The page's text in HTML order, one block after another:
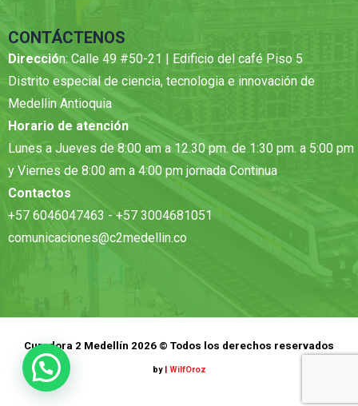
CONTÁCTENOS
Dirección: Calle 49 #50-21 | Edificio del café Piso 5
Distrito especial de ciencia, tecnologia e innovación de
Medellin Antioquia
Horario de atención
Lunes a Jueves de 8:00 am a 12.30 pm. de 1:30 pm. a 5:00 pm
y Viernes de 8:00 am a 4:00 pm jornada Continua
Contactos
+57 6046047463 - +57 3004681051
comunicaciones@c2medellin.co
Curadora 2 Medellín 2026 © Todos los derechos reservados
by| WilfOroz